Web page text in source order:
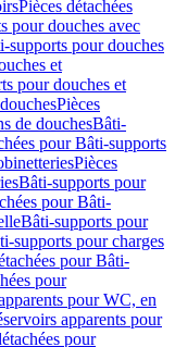
Pièces détachées
pour douches avec
supports pour douches
et
pour douches et
Pièces
de douchesBâti-
pour Bâti-supports
Pièces
Bâti-supports pour
pour Bâti-
Bâti-supports pour
supports pour charges
pour Bâti-
pour
pour WC, en
apparents pour
pour